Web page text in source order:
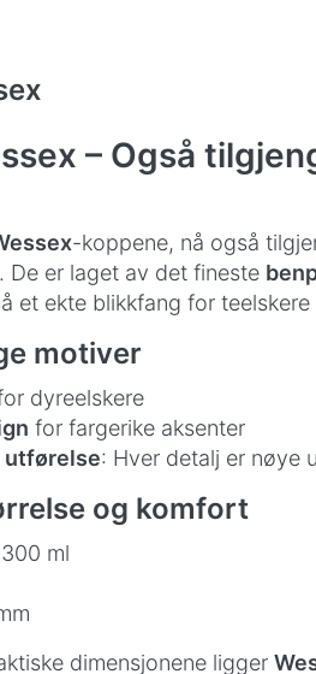
– Også
-koppene, nå også
De er laget av det fineste
et ekte blikkfang for teelskere
motiver
dyreelskere
for fargerike aksenter
utførelse: Hver detalj er nøye
og komfort
ml
dimensjonene ligger